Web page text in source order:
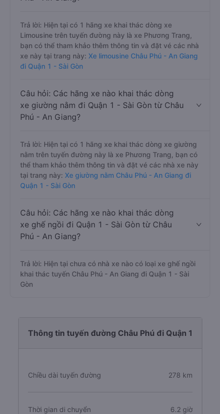
Trả lời: Hiện tại có 1 hãng xe khai thác dòng xe
Limousine trên tuyến đường này là xe Phương Trang,
bạn có thể tham khảo thêm thông tin và đặt vé các nhà
xe này tại trang này: Xe limousine Châu Phú - An Giang
đi Quận 1 - Sài Gòn
Câu hỏi: Các hãng xe nào khai thác dòng
xe giường nằm đi Quận 1 - Sài Gòn từ Châu
Phú - An Giang?
Trả lời: Hiện tại có 1 hãng xe khai thác dòng xe giường
nằm trên tuyến đường này là xe Phương Trang, bạn có
thể tham khảo thêm thông tin và đặt vé các nhà xe này
tại trang này: Xe giường nằm Châu Phú - An Giang đi
Quận 1 - Sài Gòn
Câu hỏi: Các hãng xe nào khai thác dòng
xe ghế ngồi đi Quận 1 - Sài Gòn từ Châu
Phú - An Giang?
Trả lời: Hiện tại chưa có nhà xe nào có loại xe ghế ngồi
khai thác tuyến Châu Phú - An Giang đi Quận 1 - Sài
Gòn
Thông tin tuyến đường Châu Phú đi Quận 1
Chiều dài tuyến đường 278 km
Thời gian di chuyển 6.2 giờ